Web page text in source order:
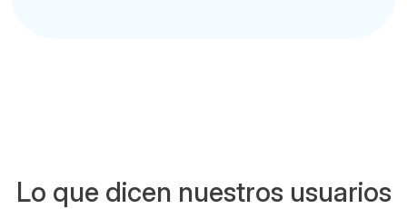
Lo que dicen nuestros usuarios